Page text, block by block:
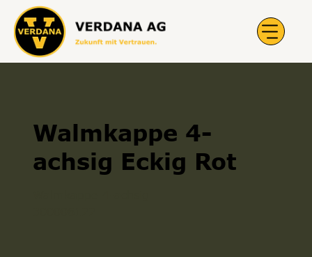
Walmkappe 4-
achsig Eckig Rot